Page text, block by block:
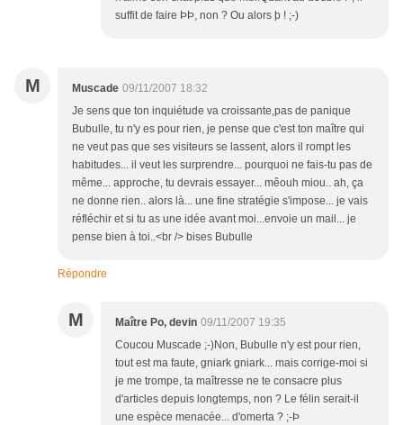
suffit de faire ÞÞ, non ? Ou alors þ ! ;-)
M Muscade 09/11/2007 18:32
Je sens que ton inquiétude va croissante,pas de panique
Bubulle, tu n'y es pour rien, je pense que c'est ton maître qui
ne veut pas que ses visiteurs se lassent, alors il rompt les
habitudes... il veut les surprendre... pourquoi ne fais-tu pas de
même... approche, tu devrais essayer... mêouh miou.. ah, ça
ne donne rien.. alors là... une fine stratégie s'impose... je vais
réfléchir et si tu as une idée avant moi...envoie un mail... je
pense bien à toi..<br /> bises Bubulle
Répondre
M Maître Po, devin 09/11/2007 19:35
Coucou Muscade ;-)Non, Bubulle n'y est pour rien,
tout est ma faute, gniark gniark... mais corrige-moi si
je me trompe, ta maîtresse ne te consacre plus
d'articles depuis longtemps, non ? Le félin serait-il
une espèce menacée... d'omerta ? ;-Þ